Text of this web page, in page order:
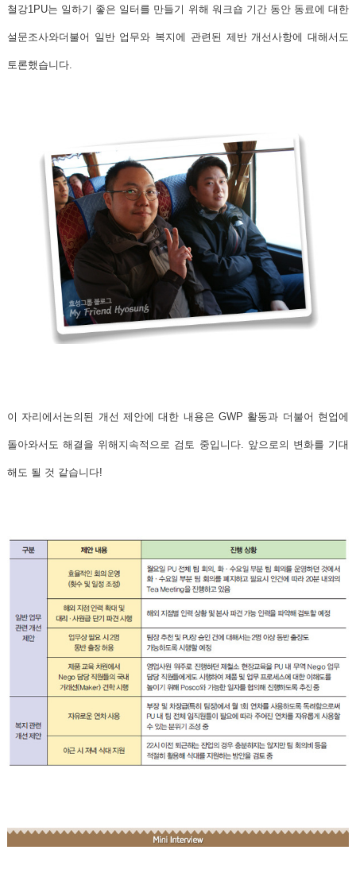
철강1PU는 일하기 좋은 일터를 만들기 위해 워크숍 기간 동안 동료에 대한
설문조사와더불어 일반 업무와 복지에 관련된 제반 개선사항에 대해서도
토론했습니다.
이 자리에서논의된 개선 제안에 대한 내용은 GWP 활동과 더불어 현업에
돌아와서도 해결을 위해지속적으로 검토 중입니다. 앞으로의 변화를 기대
해도 될 것 같습니다!